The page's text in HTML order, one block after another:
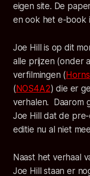
eigen site. De
en ook het e-book
Joe Hill is op dit
alle prijzen (onder
verfilmingen (Horns
(NOS4A2) die er
verhalen. Daarom
Joe Hill dat de
editie nu al niet
Naast het verhaal
Joe Hill staan er